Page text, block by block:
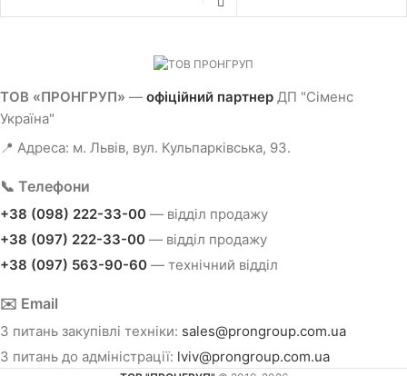
ТОВ «ПРОНГРУП» — офіційний партнер ДП "Сіменс
Україна"
📍 Адреса: м. Львів, вул. Кульпарківська, 93.
📞 Телефони
+38 (098) 222-33-00 — відділ продажу
+38 (097) 222-33-00 — відділ продажу
+38 (097) 563-90-60 — технічний відділ
✉️ Email
З питань закупівлі техніки: sales@prongroup.com.ua
З питань до адміністрації: lviv@prongroup.com.ua